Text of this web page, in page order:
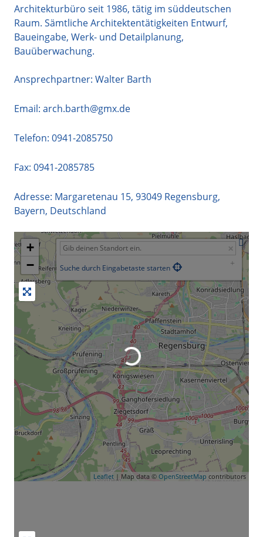
Architekturbüro seit 1986, tätig im süddeutschen
Raum. Sämtliche Architektentätigkeiten Entwurf,
Baueingabe, Werk- und Detailplanung,
Bauüberwachung.
Ansprechpartner: Walter Barth
Email: arch.barth@gmx.de
Telefon: 0941-2085750
Fax: 0941-2085785
Adresse: Margaretenau 15, 93049 Regensburg,
Bayern, Deutschland
+
−
Suche durch Eingabetaste starten
Leaflet | Map data © OpenStreetMap contributors